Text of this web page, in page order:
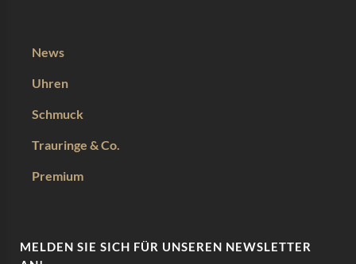
News
Uhren
Schmuck
Trauringe & Co.
Premium
MELDEN SIE SICH FÜR UNSEREN NEWSLETTER